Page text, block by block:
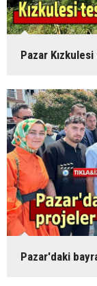
Pazar
Pazar'daki